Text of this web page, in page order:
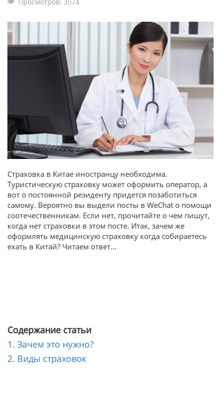
Страховка в Китае иностранцу необходима.
Туристическую страховку может оформить оператор, а
вот о постоянной резиденту придется позаботиться
самому. Вероятно вы выдели посты в WeChat о помощи
соотечественникам. Если нет, прочитайте о чем пишут,
когда нет страховки в этом посте. Итак, зачем же
оформлять медицинскую страховку когда собираетесь
ехать в Китай? Читаем ответ...
Содержание статьи
1. Зачем это нужно?
2. Виды страховок